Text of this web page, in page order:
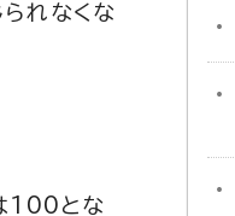
れなくな
100とな